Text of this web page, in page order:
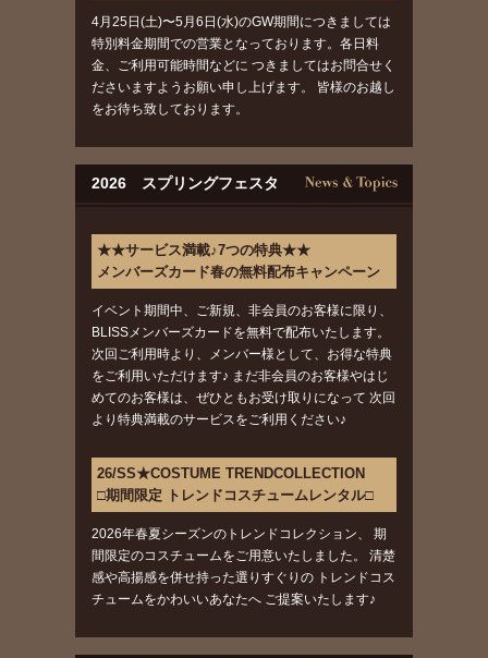
4月25日(土)〜5月6日(水)のGW期間につきましては
特別料金期間での営業となっております。各日料
金、ご利用可能時間などに つきましてはお問合せく
ださいますようお願い申し上げます。 皆様のお越し
をお待ち致しております。
2026 スプリングフェスタ
★★サービス満載♪7つの特典★★
メンバーズカード春の無料配布キャンペーン
イベント期間中、ご新規、非会員のお客様に限り、
BLISSメンバーズカードを無料で配布いたします。
次回ご利用時より、メンバー様として、お得な特典
をご利用いただけます♪ まだ非会員のお客様やはじ
めてのお客様は、ぜひともお受け取りになって 次回
より特典満載のサービスをご利用ください♪
26/SS★COSTUME TRENDCOLLECTION
□期間限定 トレンドコスチュームレンタル□
2026年春夏シーズンのトレンドコレクション、 期
間限定のコスチュームをご用意いたしました。 清楚
感や高揚感を併せ持った選りすぐりの トレンドコス
チュームをかわいいあなたへ ご提案いたします♪